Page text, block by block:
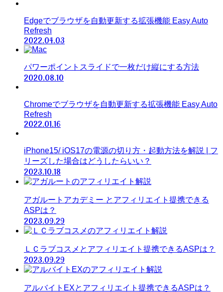
Edgeでブラウザを自動更新する拡張機能 Easy Auto
Refresh
2022.04.03
パワーポイントスライドで一枚だけ縦にする方法
2020.08.10
Chromeでブラウザを自動更新する拡張機能 Easy Auto
Refresh
2022.01.16
iPhone15/ iOS17の電源の切り方・起動方法を解説 | フ
リーズした場合はどうしたらいい？
2023.10.18
アガルートアカデミー とアフィリエイト提携できる
ASPは？
2023.09.29
ＬＣラブコスメとアフィリエイト提携できるASPは？
2023.09.29
アルバイトEXとアフィリエイト提携できるASPは？